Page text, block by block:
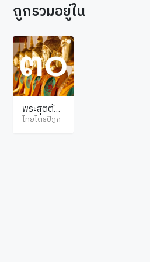
ถูกรวมอยู่ใน
พระสุตตัน
ตปิฎก ขุทท
ไทยไตรปิฎก